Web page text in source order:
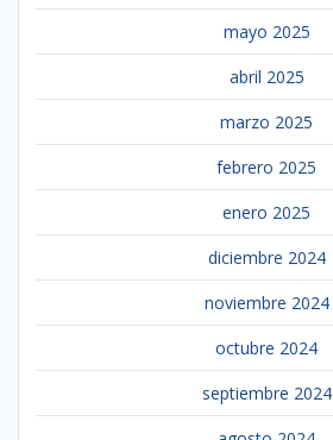
mayo 2025
abril 2025
marzo 2025
febrero 2025
enero 2025
diciembre 2024
noviembre 2024
octubre 2024
septiembre 2024